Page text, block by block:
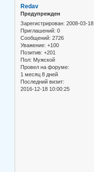
Redav
Предупрежден
Зарегистрирован: 2008-03-18
Приглашений: 0
Сообщений: 2726
Уважение: +100
Позитив: +201
Пол: Мужской
Провел на форуме:
1 месяц 8 дней
Последний визит:
2016-12-18 10:00:25